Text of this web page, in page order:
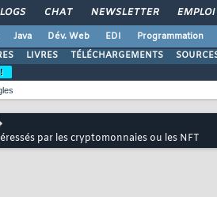
CHAT NEWSLETTER EMPLOI
Java Dév. Web EDI Programmation
LIVRES TÉLÉCHARGEMENTS
par les cryptomonnaies ou les NFT